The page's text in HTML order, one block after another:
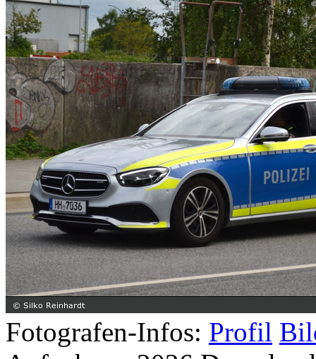
Fotografen-Infos: Profil